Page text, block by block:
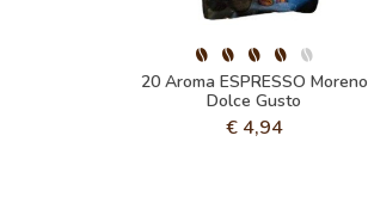
20 Aroma ESPRESSO Moreno
Dolce Gusto
€ 4,94